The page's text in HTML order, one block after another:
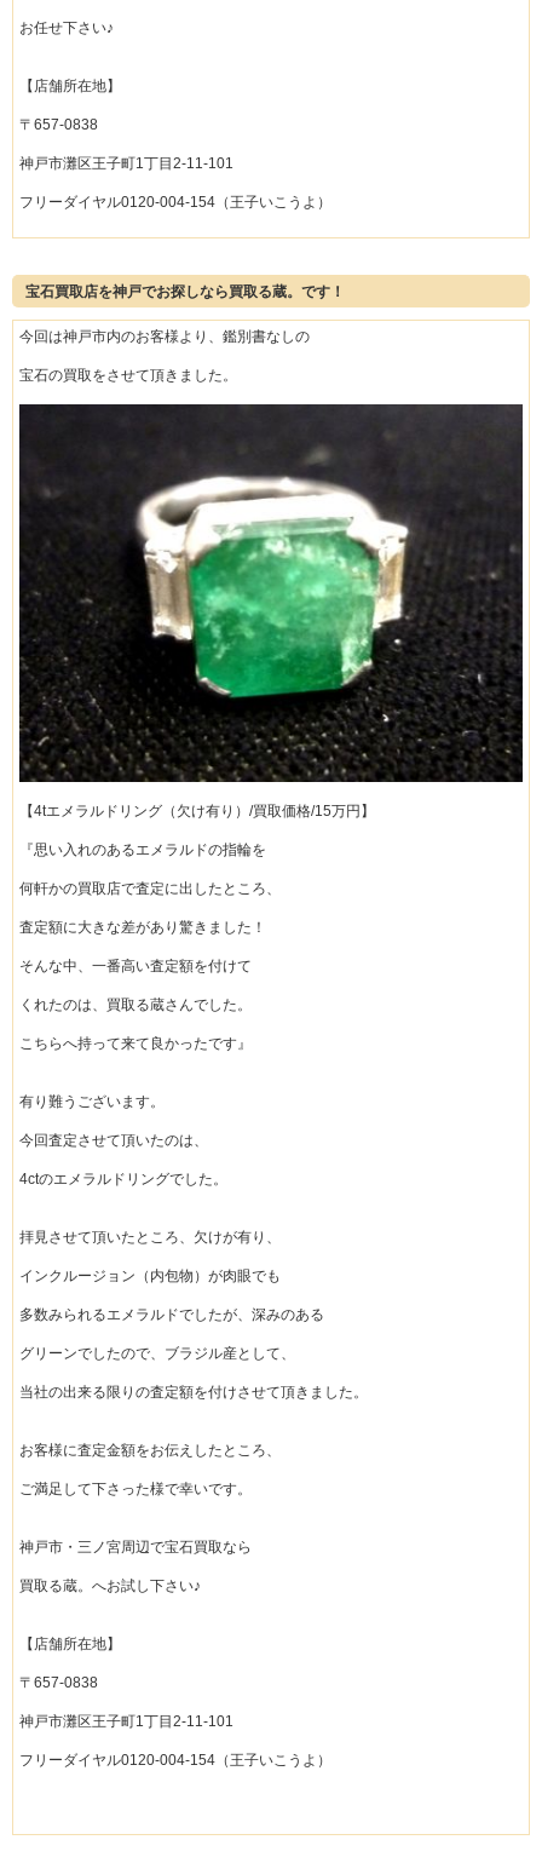
お任せ下さい♪
【店舗所在地】
〒657-0838
神戸市灘区王子町1丁目2-11-101
フリーダイヤル0120-004-154（王子いこうよ）
宝石買取店を神戸でお探しなら買取る蔵。です！
今回は神戸市内のお客様より、鑑別書なしの
宝石の買取をさせて頂きました。
【4tエメラルドリング（欠け有り）/買取価格/15万円】
『思い入れのあるエメラルドの指輪を
何軒かの買取店で査定に出したところ、
査定額に大きな差があり驚きました！
そんな中、一番高い査定額を付けて
くれたのは、買取る蔵さんでした。
こちらへ持って来て良かったです』
有り難うございます。
今回査定させて頂いたのは、
4ctのエメラルドリングでした。
拝見させて頂いたところ、欠けが有り、
インクルージョン（内包物）が肉眼でも
多数みられるエメラルドでしたが、深みのある
グリーンでしたので、ブラジル産として、
当社の出来る限りの査定額を付けさせて頂きました。
お客様に査定金額をお伝えしたところ、
ご満足して下さった様で幸いです。
神戸市・三ノ宮周辺で宝石買取なら
買取る蔵。へお試し下さい♪
【店舗所在地】
〒657-0838
神戸市灘区王子町1丁目2-11-101
フリーダイヤル0120-004-154（王子いこうよ）